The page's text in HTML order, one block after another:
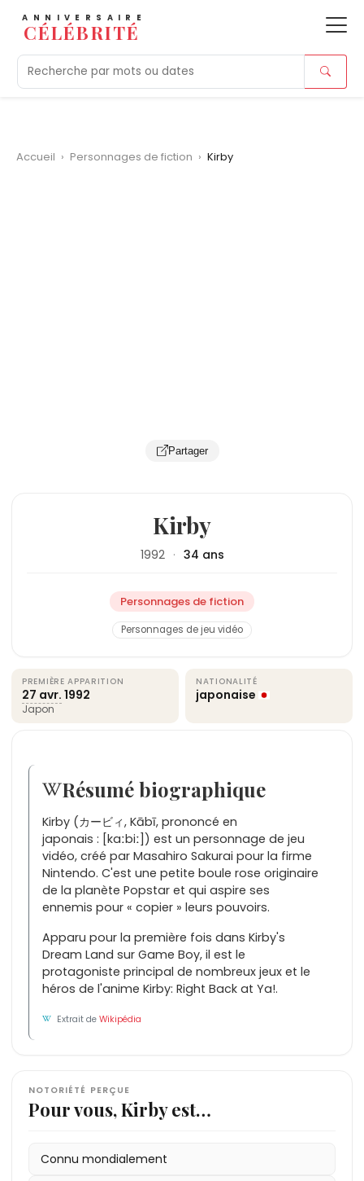
ANNIVERSAIRE
CÉLÉBRITÉ
Aujourd'hui Tendances Morts
Accueil › Personnages de fiction › Kirby
Partager
Kirby
1992 · 34 ans
Personnages de fiction
Personnages de jeu vidéo
PREMIÈRE APPARITION
27 avr. 1992
Japon
NATIONALITÉ
japonaise
Résumé biographique
Kirby (カービィ, Kābī, prononcé en
japonais : [kaːbiː]) est un personnage de jeu
vidéo, créé par Masahiro Sakurai pour la firme
Nintendo. C'est une petite boule rose originaire
de la planète Popstar et qui aspire ses
ennemis pour « copier » leurs pouvoirs.
Apparu pour la première fois dans Kirby's
Dream Land sur Game Boy, il est le
protagoniste principal de nombreux jeux et le
héros de l'anime Kirby: Right Back at Ya!.
Extrait deWikipédia
NOTORIÉTÉ PERÇUE
Pour vous, Kirby est…
Connu mondialement